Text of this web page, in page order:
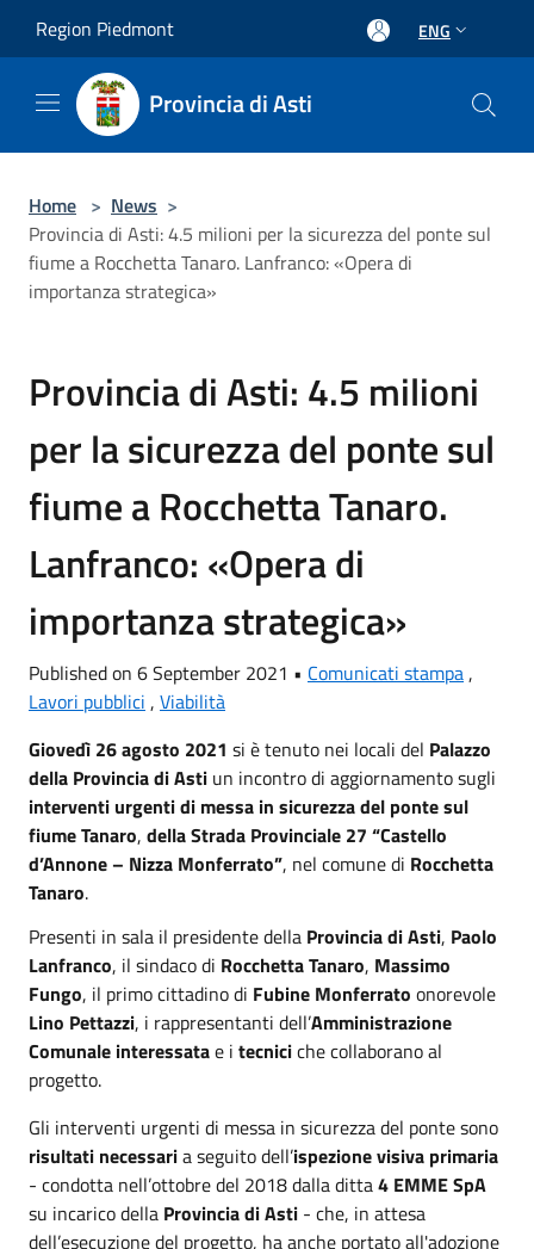
Region Piedmont ENG
Provincia di Asti
Home > News >
Provincia di Asti: 4.5 milioni per la sicurezza del ponte sul
fiume a Rocchetta Tanaro. Lanfranco: «Opera di
importanza strategica»
Provincia di Asti: 4.5 milioni
per la sicurezza del ponte sul
fiume a Rocchetta Tanaro.
Lanfranco: «Opera di
importanza strategica»
Published on 6 September 2021 • Comunicati stampa ,
Lavori pubblici , Viabilità
Giovedì 26 agosto 2021 si è tenuto nei locali del Palazzo
della Provincia di Asti un incontro di aggiornamento sugli
interventi urgenti di messa in sicurezza del ponte sul
fiume Tanaro, della Strada Provinciale 27 “Castello
d’Annone – Nizza Monferrato”, nel comune di Rocchetta
Tanaro.
Presenti in sala il presidente della Provincia di Asti, Paolo
Lanfranco, il sindaco di Rocchetta Tanaro, Massimo
Fungo, il primo cittadino di Fubine Monferrato onorevole
Lino Pettazzi, i rappresentanti dell’Amministrazione
Comunale interessatae i tecniciche collaborano al
progetto.
Gli interventi urgenti di messa in sicurezza del ponte sono
risultati necessaria seguito dell’ispezione visiva primaria
- condotta nell’ottobre del 2018 dalla ditta4 EMME SpA
su incarico della Provincia di Asti - che, in attesa
dell’esecuzione del progetto, ha anche portato all'adozione